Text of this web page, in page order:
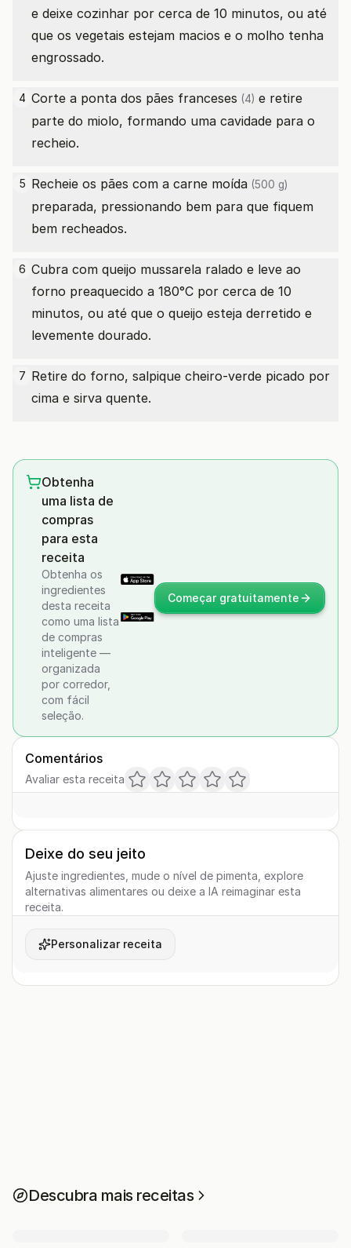
e deixe cozinhar por cerca de 10 minutos, ou até
que os vegetais estejam macios e o molho tenha
engrossado.
4 Corte a ponta dos pães franceses (4) e retire
parte do miolo, formando uma cavidade para o
recheio.
5 Recheie os pães com a carne moída (500 g)
preparada, pressionando bem para que fiquem
bem recheados.
6 Cubra com queijo mussarela ralado e leve ao
forno preaquecido a 180°C por cerca de 10
minutos, ou até que o queijo esteja derretido e
levemente dourado.
7 Retire do forno, salpique cheiro-verde picado por
cima e sirva quente.
Obtenha
uma lista de
compras
para esta
receita
Obtenha os
ingredientes
desta receita
como uma lista
de compras
inteligente —
organizada
por corredor,
com fácil
seleção.
Começar gratuitamente
Comentários
Avaliar esta receita
Deixe do seu jeito
Ajuste ingredientes, mude o nível de pimenta, explore
alternativas alimentares ou deixe a IA reimaginar esta
receita.
Personalizar receita
Descubra mais receitas